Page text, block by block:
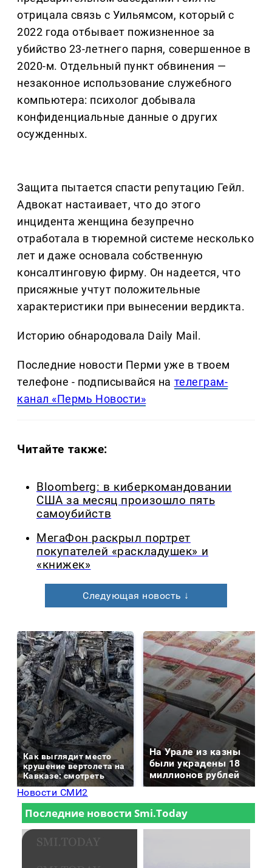
отрицала связь с Уильямсом, который с
2022 года отбывает пожизненное за
убийство 23-летнего парня, совершенное в
2020-м. Отдельный пункт обвинения —
незаконное использование служебного
компьютера: психолог добывала
конфиденциальные данные о других
осужденных.
Защита пытается спасти репутацию Гейл.
Адвокат настаивает, что до этого
инцидента женщина безупречно
отработала в тюремной системе несколько
лет и даже основала собственную
консалтинговую фирму. Он надеется, что
присяжные учтут положительные
характеристики при вынесении вердикта.
Историю обнародовала Daily Mail.
Последние новости Перми уже в твоем
телефоне - подписывайся на телеграм-
канал «Пермь Новости»
Читайте также:
Bloomberg: в киберкомандовании
США за месяц произошло пять
самоубийств
МегаФон раскрыл портрет
покупателей «раскладушек» и
«книжек»
Следующая новость ↓
Как выглядит место
крушение вертолета на
Кавказе: смотреть
На Урале из казны
были украдены 18
миллионов рублей
Новости СМИ2